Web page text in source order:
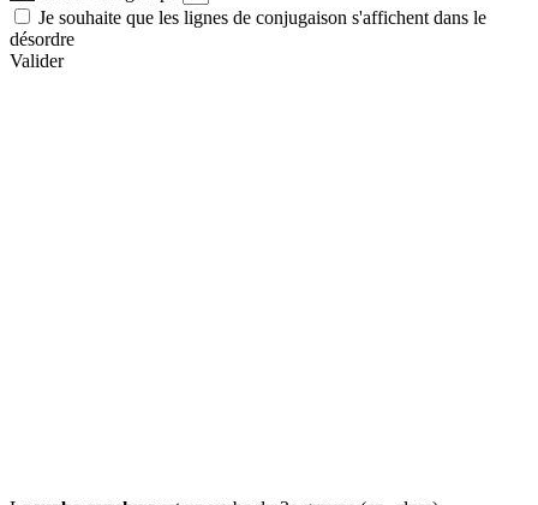
Je souhaite que les lignes de conjugaison s'affichent dans le
désordre
Valider